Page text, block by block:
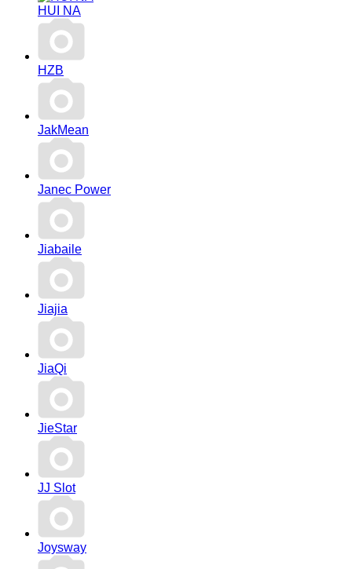
HUI NA
HZB
JakMean
Janec Power
Jiabaile
Jiajia
JiaQi
JieStar
JJ Slot
Joysway